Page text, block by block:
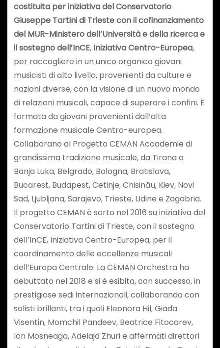
costituita per iniziativa del Conservatorio
Giuseppe Tartini di Trieste con il cofinanziamento
del MUR-Ministero dell’Università e della ricerca e
il sostegno dell’InCE, Iniziativa Centro-Europea,
per raccogliere in un unico organico giovani
musicisti di alto livello, provenienti da culture e
nazioni diverse, con la visione di un nuovo mondo
di relazioni musicali, capace di superare i confini. È
formata da giovani provenienti dall’alta
formazione musicale Centro-europea.
Collaborano al Progetto CEMAN Accademie di
grandissima tradizione musicale, da Tirana a
Banja Luka, Belgrado, Bologna, Bratislava,
Bucarest, Budapest, Cetinje, Chisinău, Kiev, Novi
Sad, Ljubljana, Sarajevo, Trieste, Udine e Zagabria.
Il progetto CEMAN è sorto nel 2016 su iniziativa del
Conservatorio Tartini di Trieste, con il sostegno
dell’InCE, Iniziativa Centro-Europea, per il
coordinamento delle eccellenze musicali
dell’Europa Centrale. La CEMAN Orchestra ha
debuttato nel 2018 e si è esibita, con successo, in
prestigiose sedi internazionali, collaborando con
solisti brillanti, tra i quali Eleonora Hil, Giada
Visentin, Momchil Pandeev, Beatrice Fitocarev,
Ion Mosneaga, Adelajd Zhuri e affermati direttori